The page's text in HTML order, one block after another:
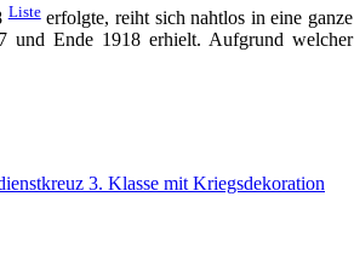
Listeerfolgte, reiht sich nahtlos in eine ganze
und Ende 1918 erhielt. Aufgrund welcher
3. Klasse mit Kriegsdekoration